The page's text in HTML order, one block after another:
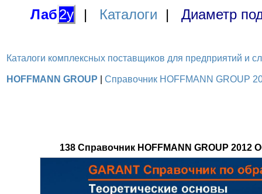
Лаб2у | Каталоги | Диаметр
Каталоги комплексных поставщиков для предприятий и
HOFFMANN GROUP Справочник HOFFMANN GROUP
138 Справочник HOFFMANN GROUP 2012